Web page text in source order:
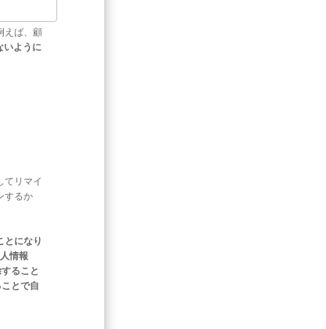
えば、顧
いように
てリマイ
するか
とになり
情報
ること
とで自